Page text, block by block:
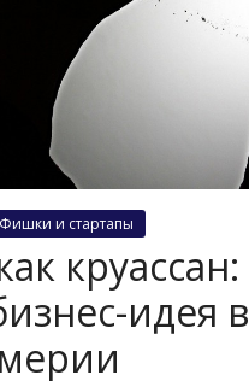
Фишки и стартапы
круассан:
идея в